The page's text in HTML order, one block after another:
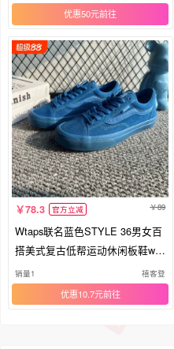
优惠50元
78.3 官方立减 89
Wtaps联名蓝色STYLE 36男女百
搭美式复古低帮运动休闲板鞋wta
ps
销量1 禧客登
优惠10.7元